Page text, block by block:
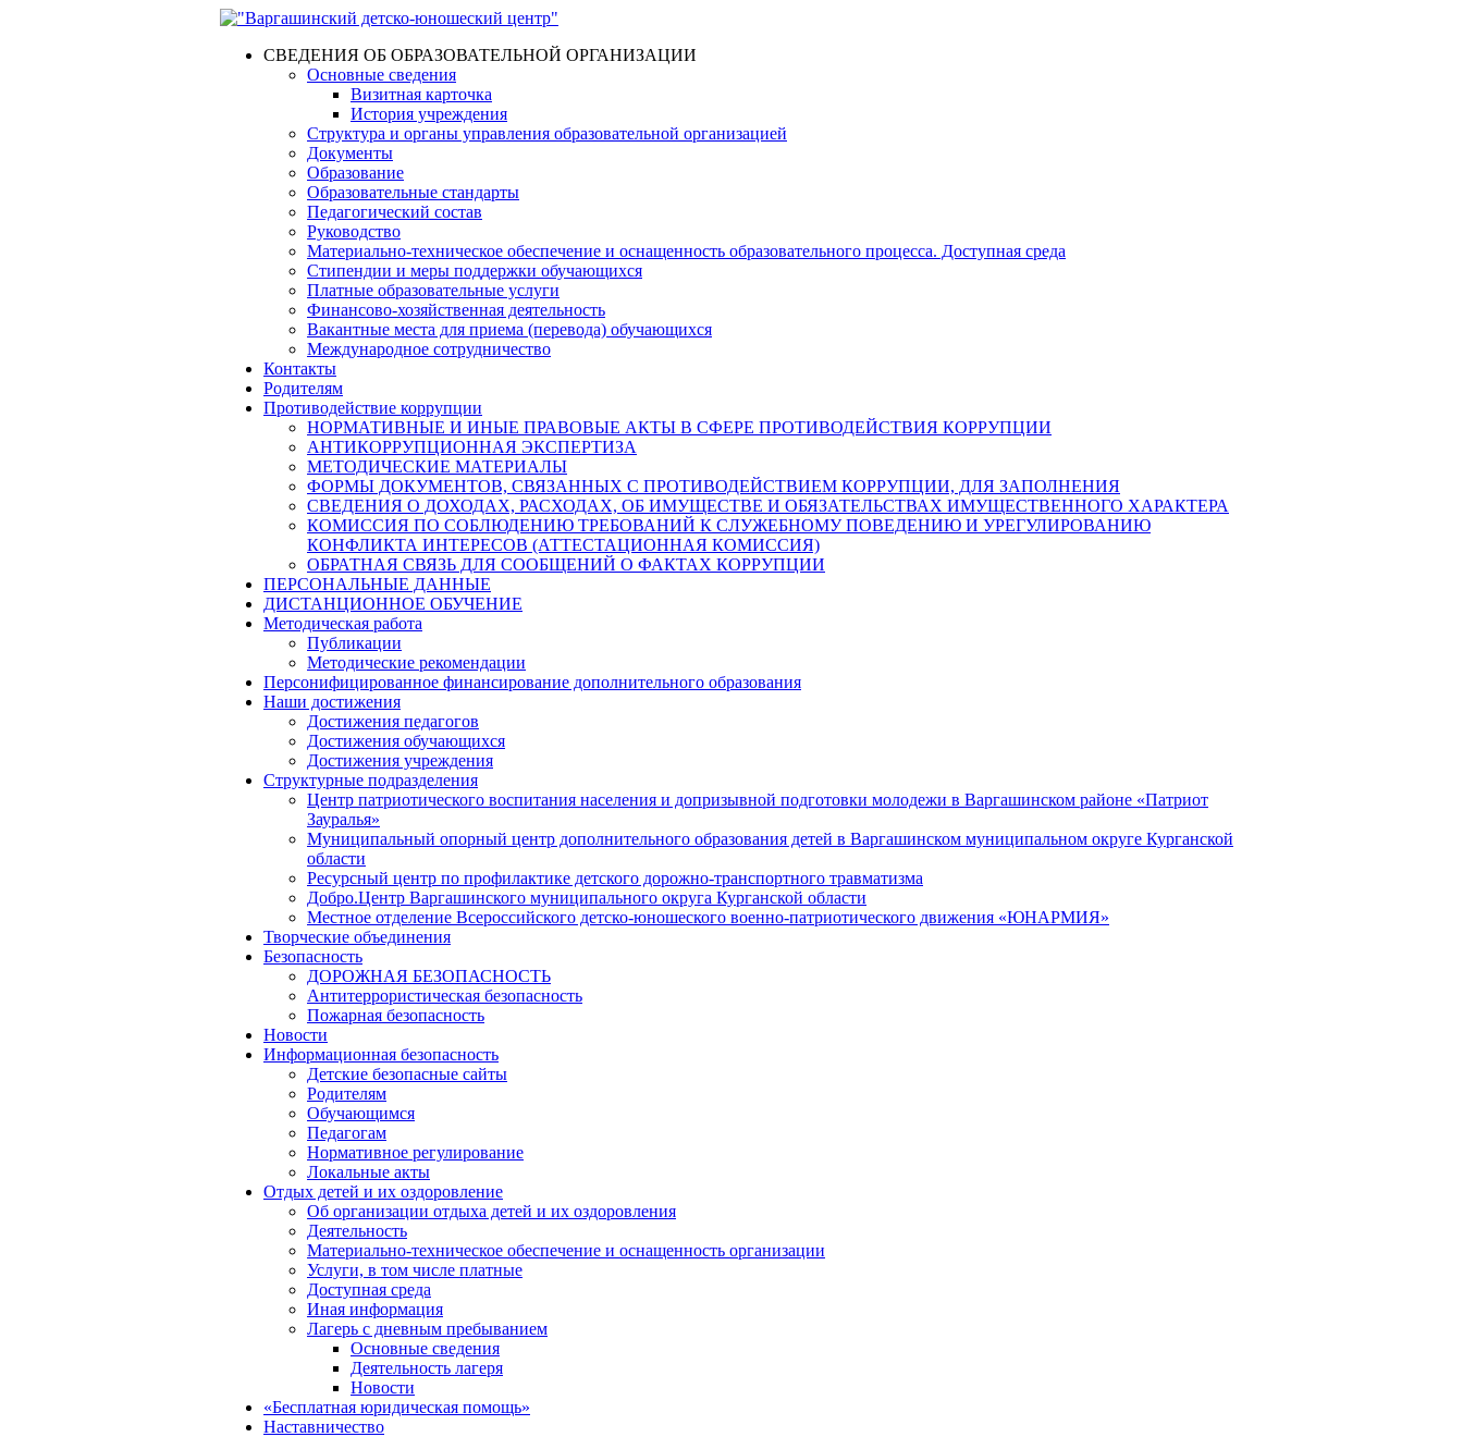
СВЕДЕНИЯ ОБ ОБРАЗОВАТЕЛЬНОЙ ОРГАНИЗАЦИИ
Основные сведения
Визитная карточка
История учреждения
Структура и органы управления образовательной организацией
Документы
Образование
Образовательные стандарты
Педагогический состав
Руководство
Материально-техническое обеспечение и оснащенность образовательного процесса. Доступная среда
Стипендии и меры поддержки обучающихся
Платные образовательные услуги
Финансово-хозяйственная деятельность
Вакантные места для приема (перевода) обучающихся
Международное сотрудничество
Контакты
Родителям
Противодействие коррупции
НОРМАТИВНЫЕ И ИНЫЕ ПРАВОВЫЕ АКТЫ В СФЕРЕ ПРОТИВОДЕЙСТВИЯ КОРРУПЦИИ
АНТИКОРРУПЦИОННАЯ ЭКСПЕРТИЗА
МЕТОДИЧЕСКИЕ МАТЕРИАЛЫ
ФОРМЫ ДОКУМЕНТОВ, СВЯЗАННЫХ С ПРОТИВОДЕЙСТВИЕМ КОРРУПЦИИ, ДЛЯ ЗАПОЛНЕНИЯ
СВЕДЕНИЯ О ДОХОДАХ, РАСХОДАХ, ОБ ИМУЩЕСТВЕ И ОБЯЗАТЕЛЬСТВАХ ИМУЩЕСТВЕННОГО ХАРАКТЕРА
КОМИССИЯ ПО СОБЛЮДЕНИЮ ТРЕБОВАНИЙ К СЛУЖЕБНОМУ ПОВЕДЕНИЮ И УРЕГУЛИРОВАНИЮ
КОНФЛИКТА ИНТЕРЕСОВ (АТТЕСТАЦИОННАЯ КОМИССИЯ)
ОБРАТНАЯ СВЯЗЬ ДЛЯ СООБЩЕНИЙ О ФАКТАХ КОРРУПЦИИ
ПЕРСОНАЛЬНЫЕ ДАННЫЕ
ДИСТАНЦИОННОЕ ОБУЧЕНИЕ
Методическая работа
Публикации
Методические рекомендации
Персонифицированное финансирование дополнительного образования
Наши достижения
Достижения педагогов
Достижения обучающихся
Достижения учреждения
Структурные подразделения
Центр патриотического воспитания населения и допризывной подготовки молодежи в Варгашинском районе «Патриот
Зауралья»
Муниципальный опорный центр дополнительного образования детей в Варгашинском муниципальном округе Курганской
области
Ресурсный центр по профилактике детского дорожно-транспортного травматизма
Добро.Центр Варгашинского муниципального округа Курганской области
Местное отделение Всероссийского детско-юношеского военно-патриотического движения «ЮНАРМИЯ»
Творческие объединения
Безопасность
ДОРОЖНАЯ БЕЗОПАСНОСТЬ
Антитеррористическая безопасность
Пожарная безопасность
Новости
Информационная безопасность
Детские безопасные сайты
Родителям
Обучающимся
Педагогам
Нормативное регулирование
Локальные акты
Отдых детей и их оздоровление
Об организации отдыха детей и их оздоровления
Деятельность
Материально-техническое обеспечение и оснащенность организации
Услуги, в том числе платные
Доступная среда
Иная информация
Лагерь с дневным пребыванием
Основные сведения
Деятельность лагеря
Новости
«Бесплатная юридическая помощь»
Наставничество